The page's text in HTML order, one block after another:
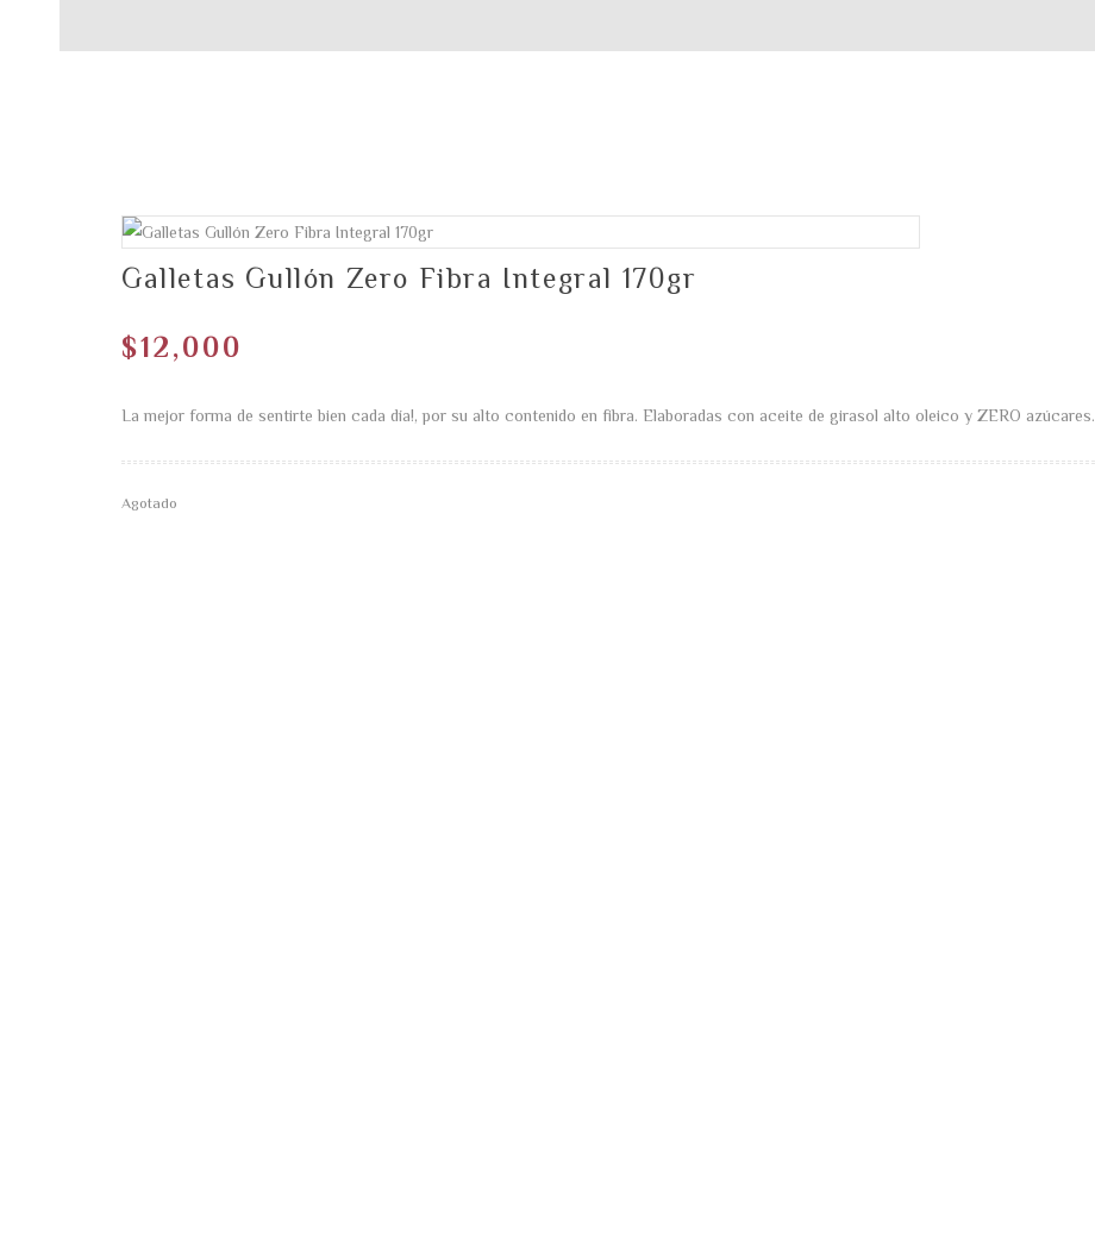
Galletas Gullón Zero Fibra Integral 170gr
$12,000
La mejor forma de sentirte bien cada día!, por su alto contenido en fibra. Elaboradas con aceite de girasol alto oleico y ZERO azúcares.
Agotado